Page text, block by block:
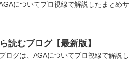
についてプロ視線で解説したまとめ
読むブログ【最新版】
ログは、AGAについてプロ視線で解